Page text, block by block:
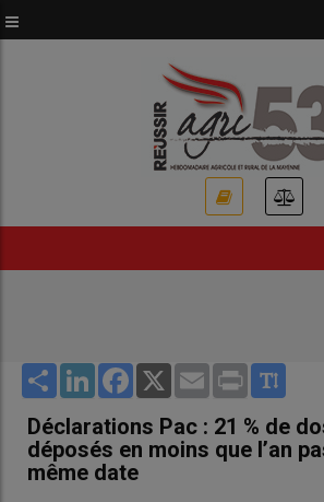
au
Share LinkedInFacebook
X Email Print
Déclarations Pac : 21 % de
déposés en moins que l’an
même date